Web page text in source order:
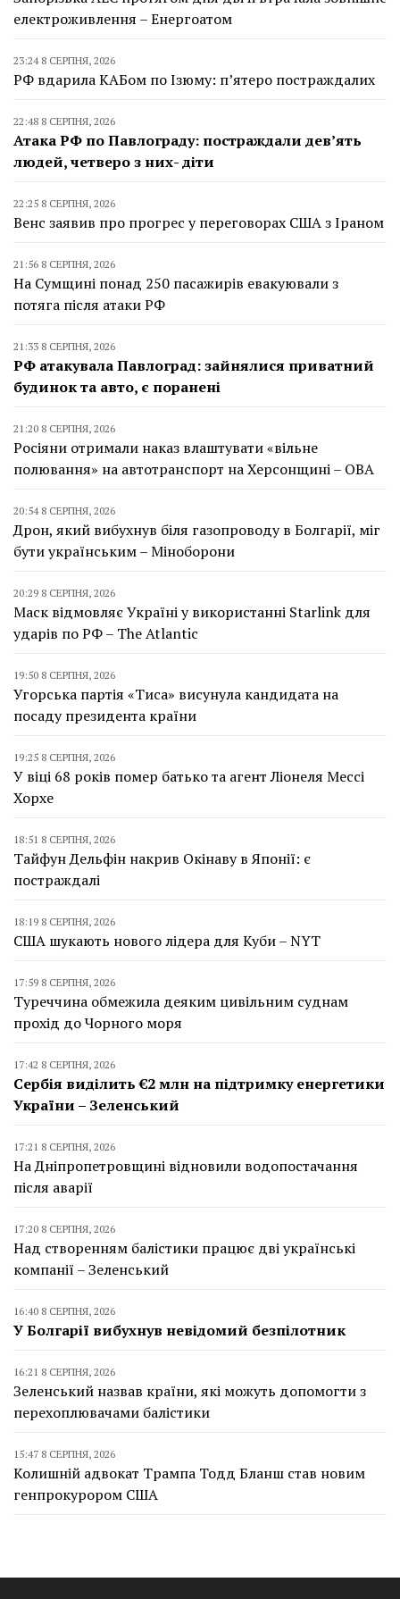
електроживлення – Енергоатом
23:24 8 СЕРПНЯ, 2026
РФ вдарила КАБом по Ізюму: п’ятеро постраждалих
22:48 8 СЕРПНЯ, 2026
Атака РФ по Павлограду: постраждали дев’ять
людей, четверо з них- діти
22:25 8 СЕРПНЯ, 2026
Венс заявив про прогрес у переговорах США з Іраном
21:56 8 СЕРПНЯ, 2026
На Сумщині понад 250 пасажирів евакуювали з
потяга після атаки РФ
21:33 8 СЕРПНЯ, 2026
РФ атакувала Павлоград: зайнялися приватний
будинок та авто, є поранені
21:20 8 СЕРПНЯ, 2026
Росіяни отримали наказ влаштувати «вільне
полювання» на автотранспорт на Херсонщині – ОВА
20:54 8 СЕРПНЯ, 2026
Дрон, який вибухнув біля газопроводу в Болгарії, міг
бути українським – Міноборони
20:29 8 СЕРПНЯ, 2026
Маск відмовляє Україні у використанні Starlink для
ударів по РФ – The Atlantic
19:50 8 СЕРПНЯ, 2026
Угорська партія «Тиса» висунула кандидата на
посаду президента країни
19:25 8 СЕРПНЯ, 2026
У віці 68 років помер батько та агент Ліонеля Мессі
Хорхе
18:51 8 СЕРПНЯ, 2026
Тайфун Дельфін накрив Окінаву в Японії: є
постраждалі
18:19 8 СЕРПНЯ, 2026
США шукають нового лідера для Куби – NYT
17:59 8 СЕРПНЯ, 2026
Туреччина обмежила деяким цивільним суднам
прохід до Чорного моря
17:42 8 СЕРПНЯ, 2026
Сербія виділить €2 млн на підтримку енергетики
України – Зеленський
17:21 8 СЕРПНЯ, 2026
На Дніпропетровщині відновили водопостачання
після аварії
17:20 8 СЕРПНЯ, 2026
Над створенням балістики працює дві українські
компанії – Зеленський
16:40 8 СЕРПНЯ, 2026
У Болгарії вибухнув невідомий безпілотник
16:21 8 СЕРПНЯ, 2026
Зеленський назвав країни, які можуть допомогти з
перехоплювачами балістики
15:47 8 СЕРПНЯ, 2026
Колишній адвокат Трампа Тодд Бланш став новим
генпрокурором США